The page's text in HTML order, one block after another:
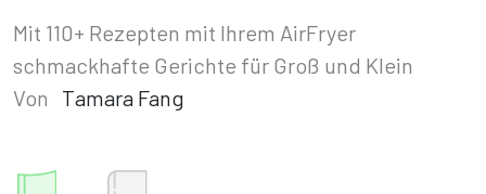
Mit 110+ Rezepten mit Ihrem AirFryer
schmackhafte Gerichte für Groß und Klein
Von
Tamara Fang